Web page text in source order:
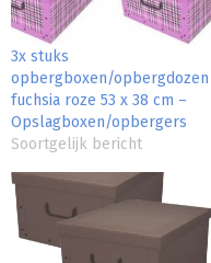
3x stuks
opbergboxen/opbergdozen
fuchsia roze 53 x 38 cm –
Opslagboxen/opbergers
Soortgelijk bericht